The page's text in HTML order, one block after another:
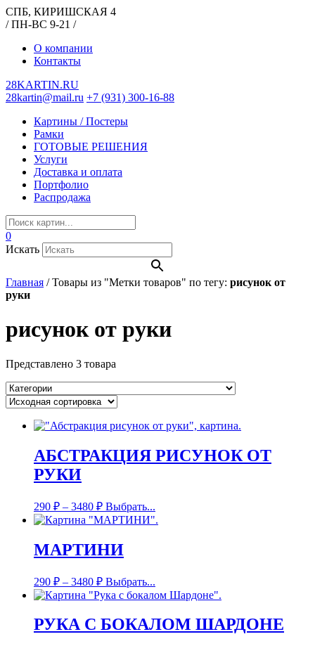
СПБ, КИРИШСКАЯ 4
/ ПН-ВС 9-21 /
О компании
Контакты
28KARTIN.RU
28kartin@mail.ru +7 (931) 300-16-88
Картины / Постеры
Рамки
ГОТОВЫЕ РЕШЕНИЯ
Услуги
Доставка и оплата
Портфолио
Распродажа
0
Искать
Главная /Товары из "Метки товаров" по тегу: рисунок от
руки
рисунок от руки
Представлено 3 товара
АБСТРАКЦИЯ РИСУНОК ОТ
РУКИ
290 ₽ – 3480 ₽ Выбрать...
МАРТИНИ
290 ₽ – 3480 ₽ Выбрать...
РУКА С БОКАЛОМ ШАРДОНЕ